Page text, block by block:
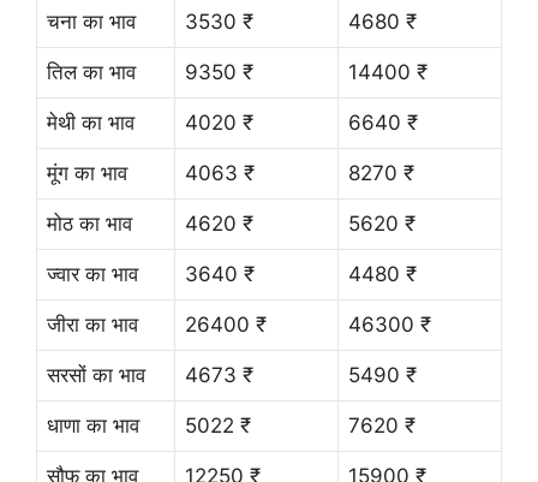
चना का भाव 3530 ₹ 4680 ₹
तिल का भाव 9350 ₹ 14400 ₹
मेथी का भाव 4020 ₹ 6640 ₹
मूंग का भाव 4063 ₹ 8270 ₹
मोठ का भाव 4620 ₹ 5620 ₹
ज्वार का भाव 3640 ₹ 4480 ₹
जीरा का भाव 26400 ₹ 46300 ₹
सरसों का भाव 4673 ₹ 5490 ₹
धाणा का भाव 5022 ₹ 7620 ₹
सौफ का भाव 12250 ₹ 15900 ₹